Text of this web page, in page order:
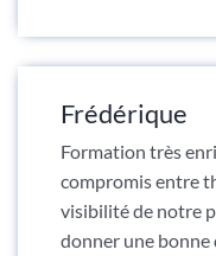
Frédérique
Formation très
compromis entre
visibilité de notre
donner une